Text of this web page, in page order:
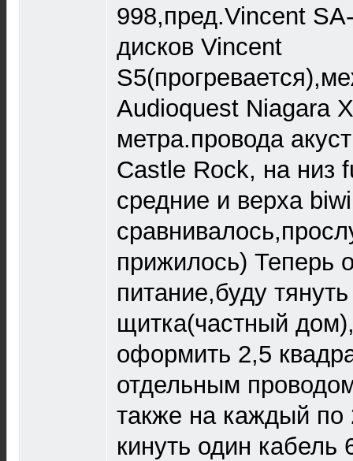
998,пред.Vincent
дисков Vincent
Audioquest Niagara
метра.провода
Castle Rock, на низ
средние и верха
прижилось) Теперь
питание,буду
щитка(частный
оформить 2,5
отдельным
также на каждый по
кинуть один кабель